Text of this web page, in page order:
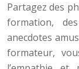
Partagez des
formation,
anecdotes
formateur,